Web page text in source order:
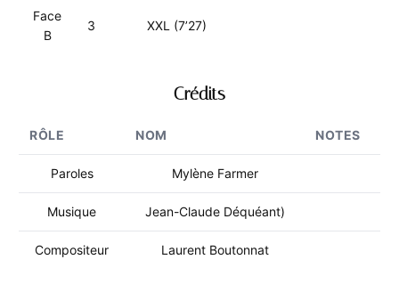
Face
B
3 XXL (7’27)
Crédits
RÔLE NOM NOTES
Paroles Mylène Farmer
Musique Jean-Claude Déquéant)
Compositeur Laurent Boutonnat